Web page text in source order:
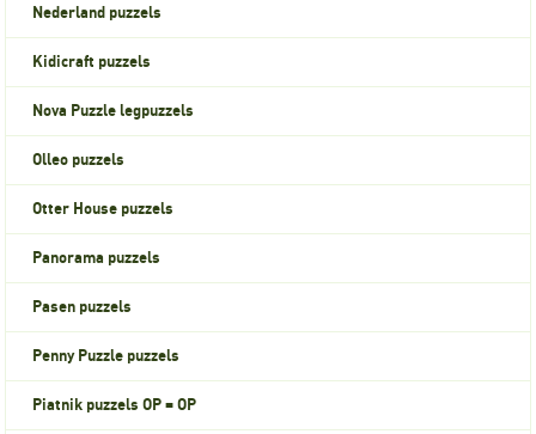
Nederland puzzels
Kidicraft puzzels
Nova Puzzle legpuzzels
Olleo puzzels
Otter House puzzels
Panorama puzzels
Pasen puzzels
Penny Puzzle puzzels
Piatnik puzzels OP = OP